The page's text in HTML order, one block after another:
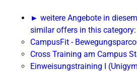
► weitere Angebote in
similar offers in this category:
CampusFit -
Cross Training am Campus
Einweisungstraining I